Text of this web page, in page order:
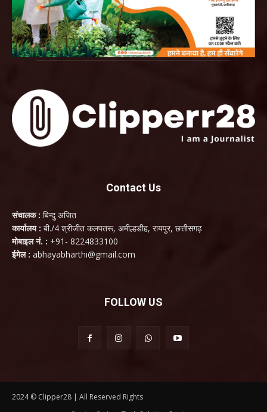
Contact Us
संचालक : बिन्दु अजित
कार्यालय : बी./4 श्रीजीत कलपतरू, अमील्हडीह, रायपुर, छत्तीसगढ़
मोबाइल नं. : +91- 8224833100
ईमेल : abhayabharthi@gmail.com
FOLLOW US
2024 © Clipper28 | All Reserved Rights